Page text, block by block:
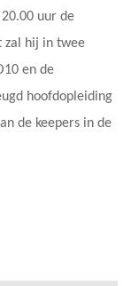
uur de
zal hij in twee
en de
hoofdopleiding
de keepers in de